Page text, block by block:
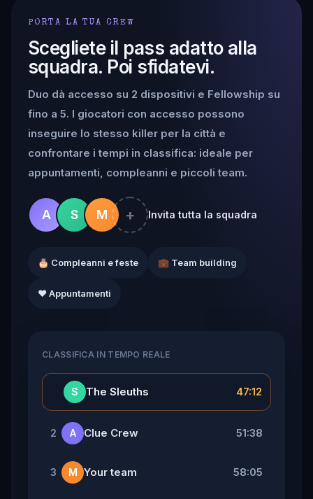
PORTA LA TUA CREW
Scegliete il pass adatto alla
squadra. Poi sfidatevi.
Duo dà accesso su 2 dispositivi e Fellowship su
fino a 5. I giocatori con accesso possono
inseguire lo stesso killer per la città e
confrontare i tempi in classifica: ideale per
appuntamenti, compleanni e piccoli team.
A S M + Invita tutta la squadra
🎂 Compleanni e feste 💼 Team building
❤️ Appuntamenti
CLASSIFICA IN TEMPO REALE
S The Sleuths 47:12
2 A Clue Crew 51:38
3 M Your team 58:05